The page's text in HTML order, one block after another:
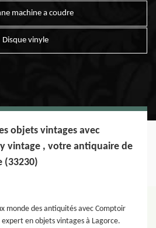
machine a coudre
Disque vinyle
objets vintages avec
vintage , votre antiquaire de
(33230)
monde des antiquités avec Comptoir
en objets vintages à Lagorce.